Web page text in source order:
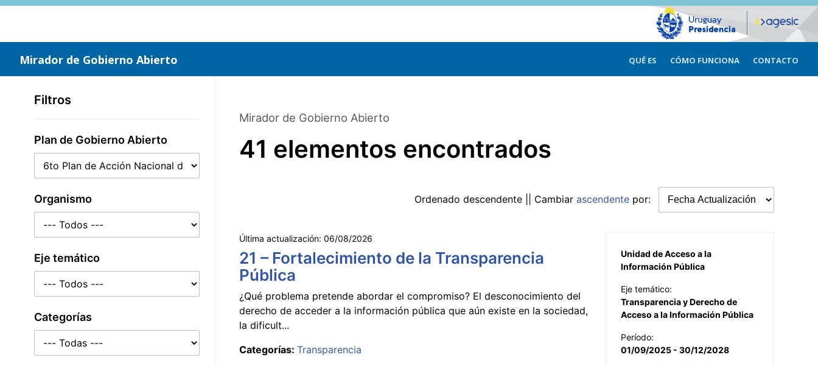
Saltar
Mirador de Gobierno Abierto QUÉ ES CÓMO FUNCIONA CONTACTO
Filtros
Plan de Gobierno Abierto
Organismo
Eje temático
Categorías
Mirador de Gobierno Abierto
41 elementos encontrados
Ordenado descendente || Cambiar ascendente por:
Última actualización: 06/08/2026
21 – Fortalecimiento de la Transparencia
Pública
¿Qué problema pretende abordar el compromiso? El desconocimiento del
derecho de acceder a la información pública que aún existe en la sociedad,
la dificult...
Categorías: Transparencia
Unidad de Acceso a la
Información Pública
Eje temático:
Transparencia y Derecho de
Acceso a la Información Pública
Período:
01/09/2025 - 30/12/2028